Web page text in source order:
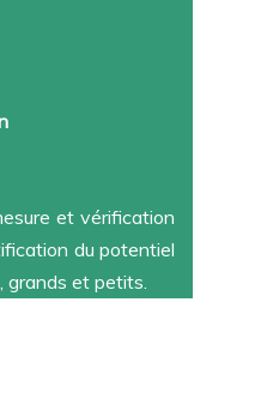
et vérification
du potentiel
grands et petits.